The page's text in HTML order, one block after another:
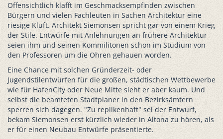
Offensichtlich klafft im Geschmacksempfinden zwischen
Bürgern und vielen Fachleuten in Sachen Architektur eine
riesige Kluft. Architekt Siemonsen spricht gar von einem Krieg
der Stile. Entwürfe mit Anlehnungen an frühere Architektur
seien ihm und seinen Kommilitonen schon im Studium von
den Professoren um die Ohren gehauen worden.
Eine Chance mit solchen Gründerzeit- oder
Jugendstilentwürfen für die großen, städtischen Wettbewerbe
wie für HafenCity oder Neue Mitte sieht er aber kaum. Und
selbst die beamteten Stadtplaner in den Bezirksämtern
sperren sich dagegen. "Zu replikenhaft" sei der Entwurf,
bekam Siemonsen erst kürzlich wieder in Altona zu hören, als
er für einen Neubau Entwürfe präsentierte.